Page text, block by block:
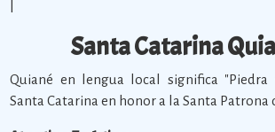
Santa Catarina
Quiané en lengua local significa "Piedra
Santa Catarina en honor a la Santa Patrona